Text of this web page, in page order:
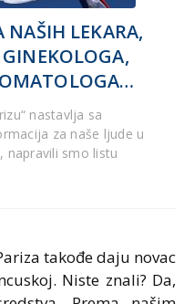
NAŠIH LEKARA,
nastavlja sa
za naše ljude u
napravili smo listu
takođe daju novac
Niste znali? Da,